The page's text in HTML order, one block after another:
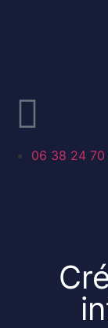
06 38 24 70